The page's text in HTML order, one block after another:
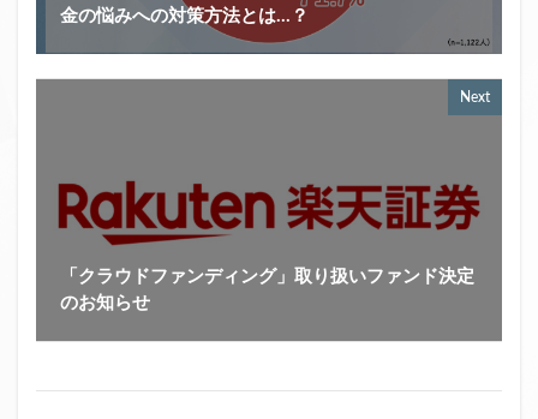
金の悩みへの対策方法とは…？
Next
「クラウドファンディング」取り扱いファンド決定
のお知らせ